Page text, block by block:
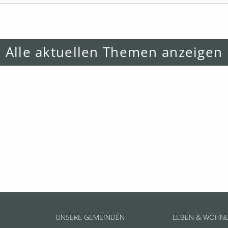
Alle aktuellen Themen anzeigen
UNSERE GEMEINDEN
LEBEN &